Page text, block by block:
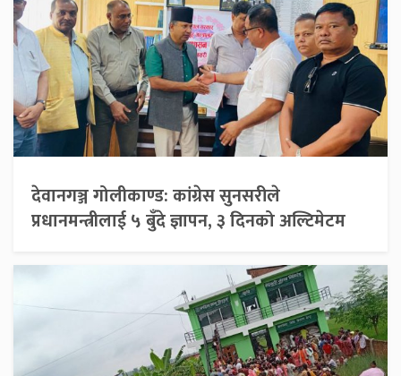
देवानगञ्ज गोलीकाण्ड: कांग्रेस सुनसरीले
प्रधानमन्त्रीलाई ५ बुँदे ज्ञापन, ३ दिनको अल्टिमेटम